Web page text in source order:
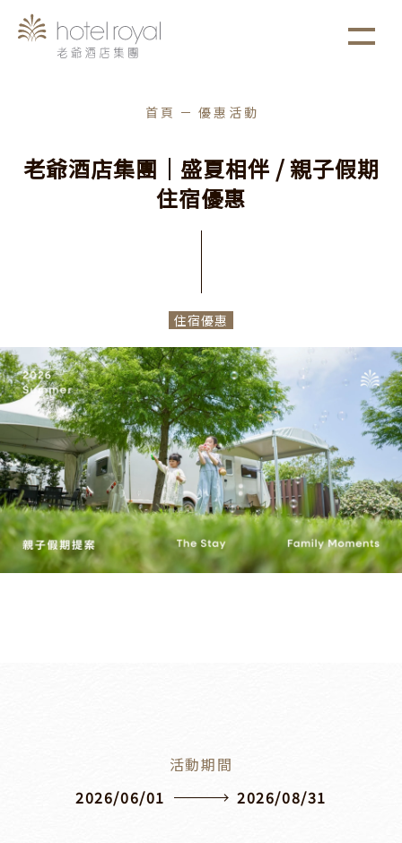
首頁 優惠活動
老爺酒店集團 ｜ 盛夏相伴 / 親子假期
住宿優惠
住宿優惠
活動期間
2026/06/01
2026/08/31